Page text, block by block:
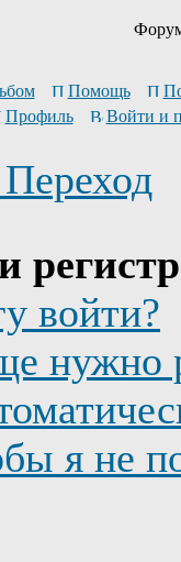
Помощь
Профиль
Войти и
войти?
нужно
я не